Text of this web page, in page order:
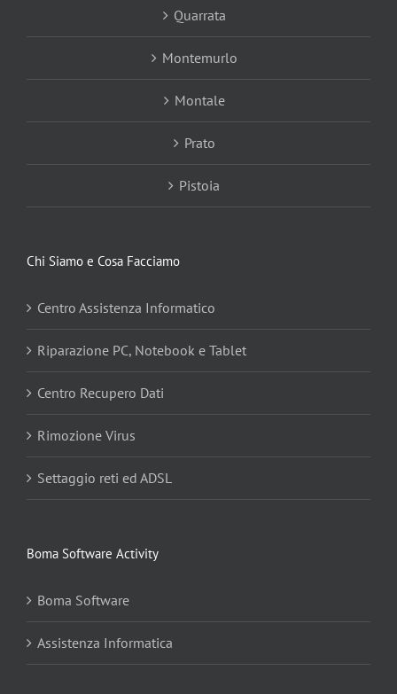
Quarrata
Montemurlo
Montale
Prato
Pistoia
Chi Siamo e Cosa Facciamo
Centro Assistenza Informatico
Riparazione PC, Notebook e Tablet
Centro Recupero Dati
Rimozione Virus
Settaggio reti ed ADSL
Boma Software Activity
Boma Software
Assistenza Informatica